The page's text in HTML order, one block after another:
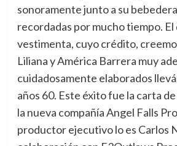
sonoramente junto a su
recordadas por mucho tiempo. El
vestimenta, cuyo crédito,
Liliana y América Barrera muy
cuidadosamente elaborados
años 60. Este éxito fue la carta
la nueva compañía Angel Falls
productor ejecutivo lo es Carlos